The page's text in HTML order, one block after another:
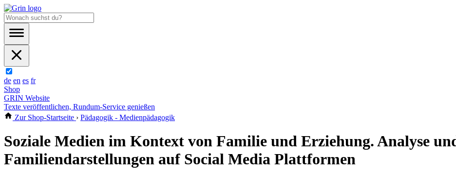
de en es fr
Shop
GRIN Website
Texte veröffentlichen, Rundum-Service genießen
Zur Shop-Startseite › Pädagogik - Medienpädagogik
Soziale Medien im Kontext von Familie und Erziehung. Analyse
Familiendarstellungen auf Social Media Plattformen